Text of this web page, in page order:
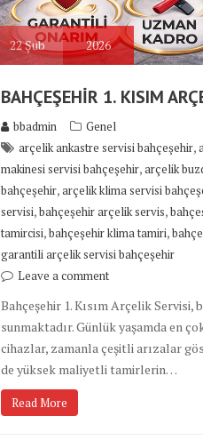
22Şub 2026
BAHÇEŞEHİR 1. KISIM
bbadmin
Genel
arçelik ankastre servisi bahçeşehir,
makinesi servisi bahçeşehir,arçelik
bahçeşehir,arçelik klima servisi
servisi,bahçeşehir arçelik servis,
tamircisi,bahçeşehir klima tamiri,
garantili arçelik servisi bahçeşehir
Leave a comment
Bahçeşehir 1. Kısım Arçelik
sunmaktadır. Günlük yaşamda en
cihazlar, zamanla çeşitli arızalar
de yüksek maliyetli tamirlerin…
Read More